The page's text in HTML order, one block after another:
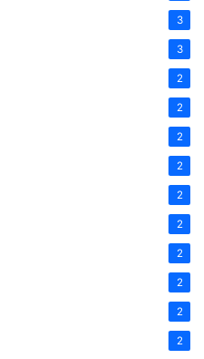
3
3
2
2
2
2
2
2
2
2
2
2